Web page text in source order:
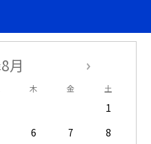
8月
木 金 土
1
6 7
8